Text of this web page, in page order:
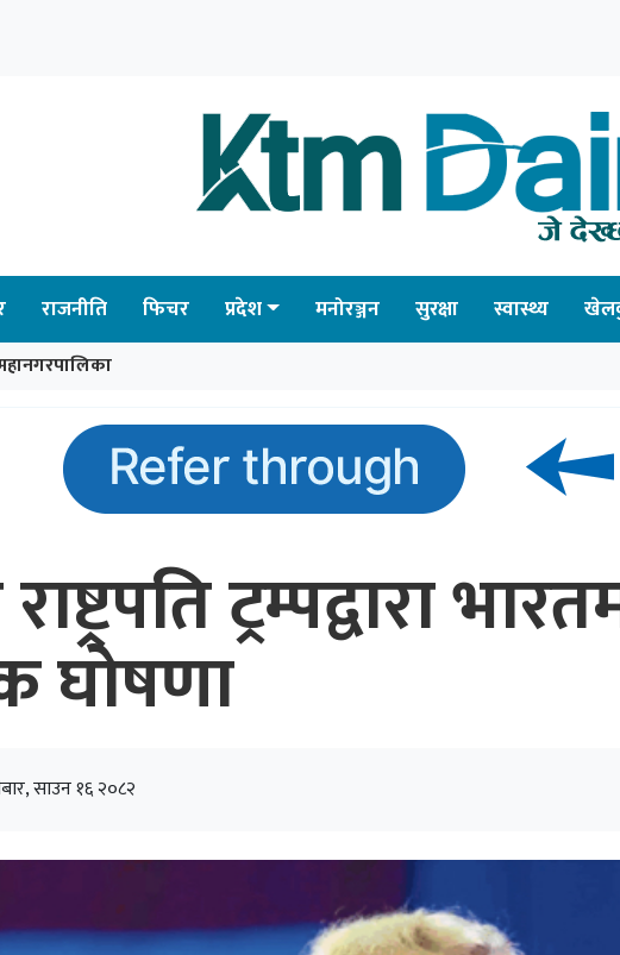
राजनीति फिचर प्रदेश मनोरञ्जन सुरक्षा स्वास्थ्य
ट्रम्पद्वारा
साउन १६ २०८२